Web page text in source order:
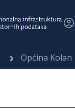
Općina Kolan